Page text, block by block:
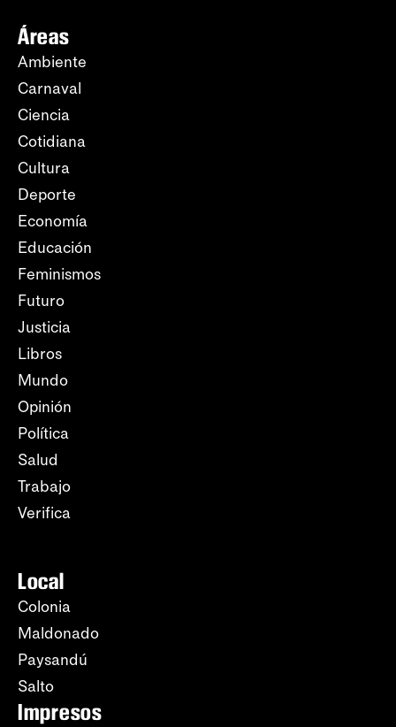
Áreas
Ambiente
Carnaval
Ciencia
Cotidiana
Cultura
Deporte
Economía
Educación
Feminismos
Futuro
Justicia
Libros
Mundo
Opinión
Política
Salud
Trabajo
Verifica
Local
Colonia
Maldonado
Paysandú
Salto
Impresos